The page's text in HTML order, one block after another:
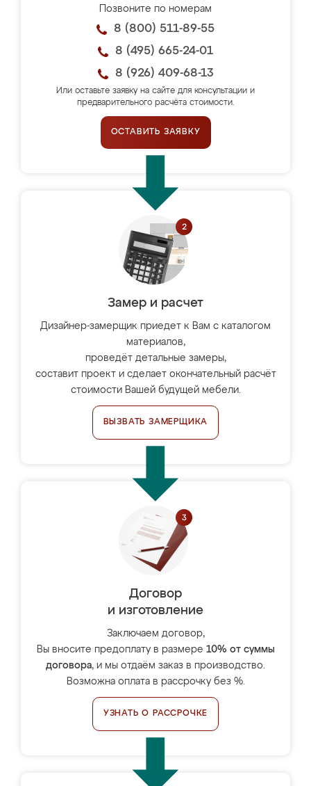
Позвоните по номерам
8 (800) 511-89-55
8 (495) 665-24-01
8 (926) 409-68-13
Или оставьте заявку на сайте для консультации и
предварительного расчёта стоимости.
ОСТАВИТЬ ЗАЯВКУ
Замер и расчет
Дизайнер-замерщик приедет к Вам с каталогом
материалов,
проведёт детальные замеры,
составит проект и сделает окончательный расчёт
стоимости Вашей будущей мебели.
ВЫЗВАТЬ ЗАМЕРЩИКА
Договор
и изготовление
Заключаем договор,
Вы вносите предоплату в размере 10% от суммы
договора, и мы отдаём заказ в производство.
Возможна оплата в рассрочку без %.
УЗНАТЬ О РАССРОЧКЕ